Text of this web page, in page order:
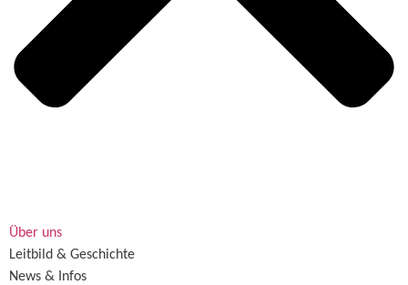
Über uns
Leitbild & Geschichte
News & Infos